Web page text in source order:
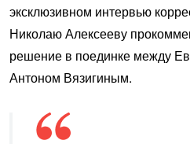
эксклюзивном интервью
Николаю Алексееву
решение в поединке между
Антоном Вязигиным.